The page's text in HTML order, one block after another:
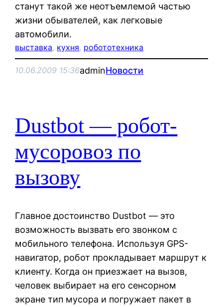
станут такой же неотъемлемой частью
жизни обывателей, как легковые
автомобили.
выставка, кухня, робототехника
10.06.2009 15:36adminНовости
Dustbot — робот-
мусоровоз по
вызову
Главное достоинство Dustbot — это
возможность вызвать его звонком с
мобильного телефона. Используя GPS-
навигатор, робот прокладывает маршрут к
клиенту. Когда он приезжает на вызов,
человек выбирает на его сенсорном
экране тип мусора и погружает пакет в